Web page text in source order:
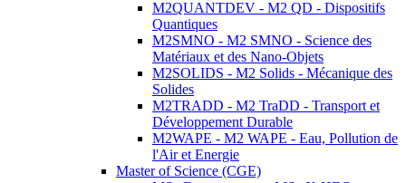
M2QUANTDEV - M2 QD - Dispositifs
Quantiques
M2SMNO - M2 SMNO - Science des
Matériaux et des Nano-Objets
M2SOLIDS - M2 Solids - Mécanique des
Solides
M2TRADD - M2 TraDD - Transport et
Développement Durable
M2WAPE - M2 WAPE - Eau, Pollution de
l'Air et Energie
Master of Science (CGE)